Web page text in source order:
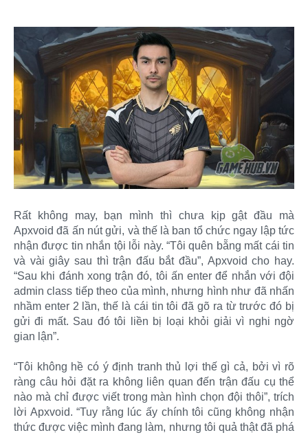
Rất không may, bạn mình thì chưa kịp gật đầu mà
Apxvoid đã ấn nút gửi, và thế là ban tổ chức ngay lập tức
nhận được tin nhắn tội lỗi này. “Tôi quên bẵng mất cái tin
và vài giây sau thì trận đấu bắt đầu”, Apxvoid cho hay.
“Sau khi đánh xong trận đó, tôi ấn enter để nhắn với đội
admin class tiếp theo của mình, nhưng hình như đã nhấn
nhầm enter 2 lần, thế là cái tin tôi đã gõ ra từ trước đó bị
gửi đi mất. Sau đó tôi liền bị loại khỏi giải vì nghi ngờ
gian lận”.
“Tôi không hề có ý định tranh thủ lợi thế gì cả, bởi vì rõ
ràng câu hỏi đặt ra không liên quan đến trận đấu cụ thể
nào mà chỉ được viết trong màn hình chọn đội thôi”, trích
lời Apxvoid. “Tuy rằng lúc ấy chính tôi cũng không nhận
thức được việc mình đang làm, nhưng tôi quả thật đã phá